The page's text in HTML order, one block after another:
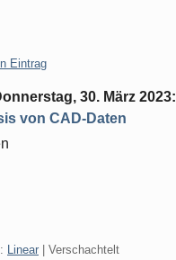
Eintrag
30. März 2023:
von CAD-Daten
Linear | Verschachtelt